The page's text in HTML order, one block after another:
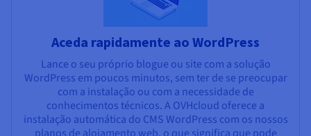
Aceda rapidamente ao WordPress
Lance o seu próprio blogue ou site com a solução
WordPress em poucos minutos, sem ter de se preocupar
com a instalação ou com a necessidade de
conhecimentos técnicos. A OVHcloud oferece a
instalação automática do CMS WordPress com os nossos
planos de alojamento web, o que significa que pode